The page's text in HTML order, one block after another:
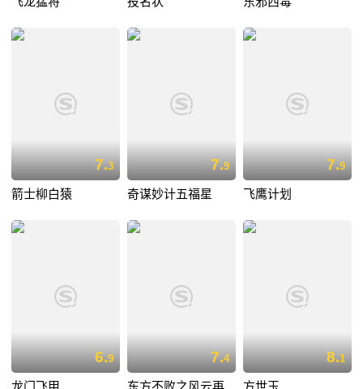
7.3
箭士柳白猿
7.9
奇谋妙计五福星
7.9
飞鹰计划
6.9 7.4 8.1